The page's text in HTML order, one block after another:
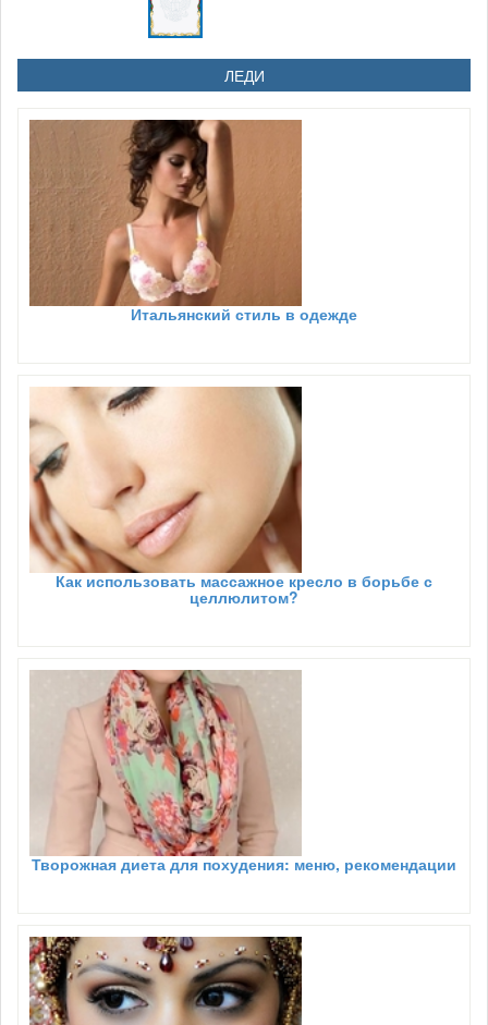
ЛЕДИ
Итальянский стиль в одежде
Как использовать массажное кресло в борьбе с
целлюлитом?
Творожная диета для похудения: меню, рекомендации